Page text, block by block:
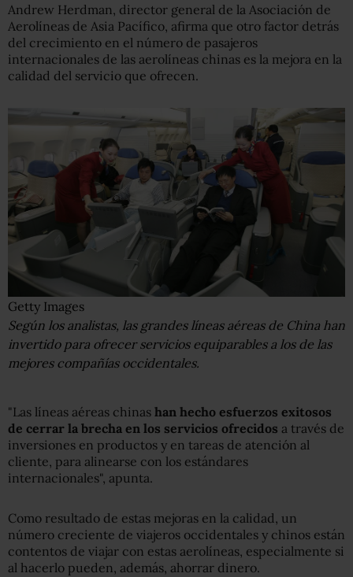
Andrew Herdman, director general de la Asociación de
Aerolíneas de Asia Pacífico, afirma que otro factor detrás
del crecimiento en el número de pasajeros
internacionales de las aerolíneas chinas es la mejora en la
calidad del servicio que ofrecen.
Getty Images
Según los analistas, las grandes líneas aéreas de China han
invertido para ofrecer servicios equiparables a los de las
mejores compañías occidentales.
"Las líneas aéreas chinas han hecho esfuerzos exitosos
de cerrar la brecha en los servicios ofrecidos a través de
inversiones en productos y en tareas de atención al
cliente, para alinearse con los estándares
internacionales", apunta.
Como resultado de estas mejoras en la calidad, un
número creciente de viajeros occidentales y chinos están
contentos de viajar con estas aerolíneas, especialmente si
al hacerlo pueden, además, ahorrar dinero.